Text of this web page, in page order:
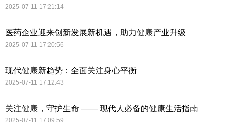
2025-07-11 17:21:14
医药企业迎来创新发展新机遇，助力健康产业升级
2025-07-11 17:20:56
现代健康新趋势：全面关注身心平衡
2025-07-11 17:12:43
关注健康，守护生命 —— 现代人必备的健康生活指南
2025-07-11 17:09:59